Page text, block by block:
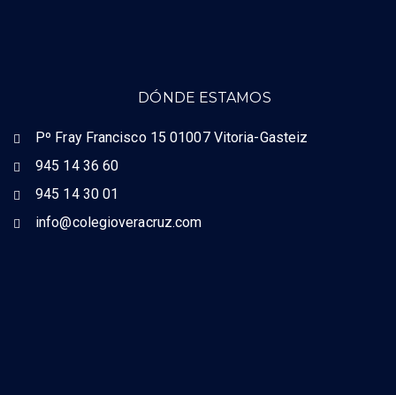
DÓNDE ESTAMOS
Pº Fray Francisco 15 01007 Vitoria-Gasteiz
945 14 36 60
945 14 30 01
info@colegioveracruz.com